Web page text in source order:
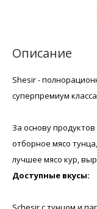
Описание
Shesir -
суперпремиум
За основу
отборное мясо
лучшее мясо кур,
Доступные вкусы: